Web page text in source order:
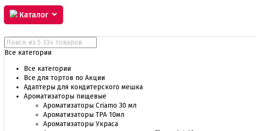
Каталог
Все категории
Все категории
Все для тортов по Акции
Адаптеры для кондитерского мешка
Ароматизаторы пищевые
Ароматизаторы Criamo 30 мл
Ароматизаторы TPA 10мл
Ароматизаторы Украса